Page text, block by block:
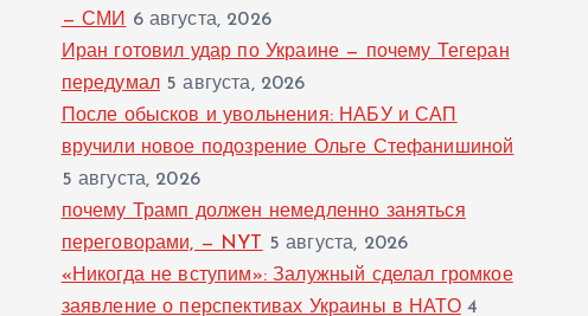
— СМИ 6 августа, 2026
Иран готовил удар по Украине — почему Тегеран
передумал 5 августа, 2026
После обысков и увольнения: НАБУ и САП
вручили новое подозрение Ольге Стефанишиной
5 августа, 2026
почему Трамп должен немедленно заняться
переговорами, — NYT
5 августа, 2026
«Никогда не вступим»: Залужный сделал громкое
заявление о перспективах Украины в НАТО 4